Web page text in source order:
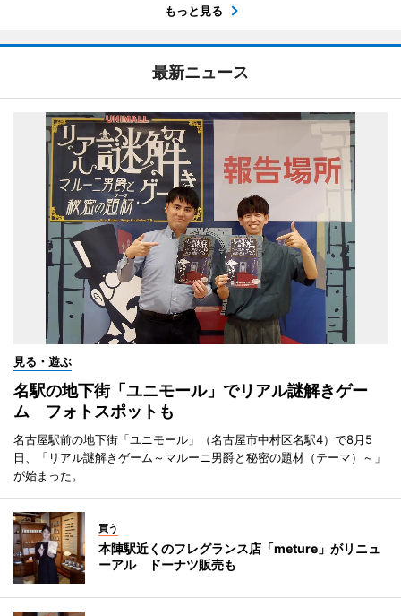
もっと見る
最新ニュース
見る・遊ぶ
名駅の地下街「ユニモール」でリアル謎解きゲー
ム フォトスポットも
名古屋駅前の地下街「ユニモール」（名古屋市中村区名駅4）で8月5
日、「リアル謎解きゲーム～マルーニ男爵と秘密の題材（テーマ）～」
が始まった。
買う
本陣駅近くのフレグランス店「meture」がリニュ
ーアル ドーナツ販売も